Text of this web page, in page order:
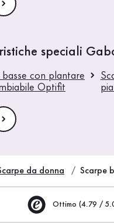
speciali
basse con plantare
Optifit
da donna Scarpe
Ottimo (4.79 /